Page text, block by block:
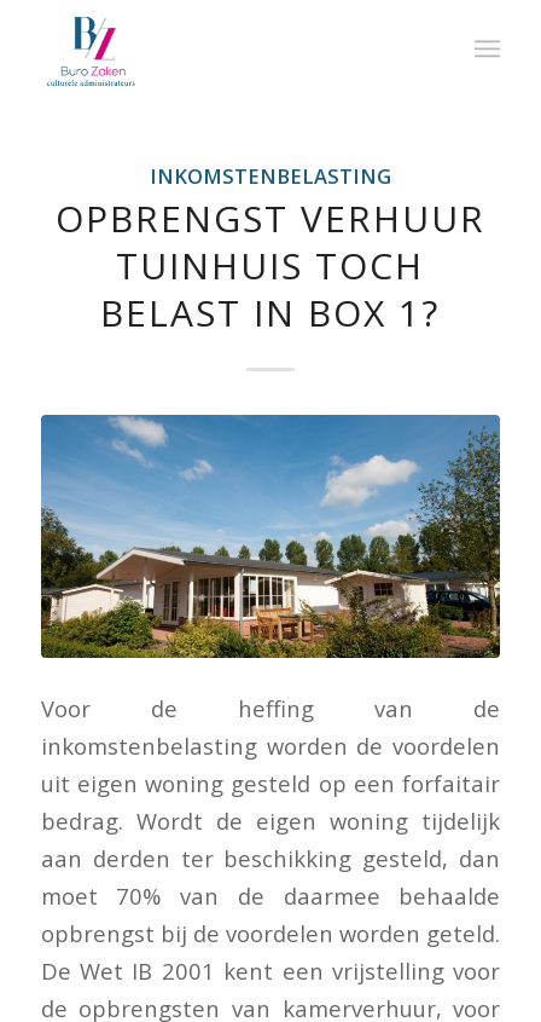
INKOMSTENBELASTING
OPBRENGST VERHUUR
TUINHUIS TOCH
BELAST IN BOX 1?
Voor de heffing van de
inkomstenbelasting worden de voordelen
uit eigen woning gesteld op een forfaitair
bedrag. Wordt de eigen woning tijdelijk
aan derden ter beschikking gesteld, dan
moet 70% van de daarmee behaalde
opbrengst bij de voordelen worden geteld.
De Wet IB 2001 kent een vrijstelling voor
de opbrengsten van kamerverhuur, voor